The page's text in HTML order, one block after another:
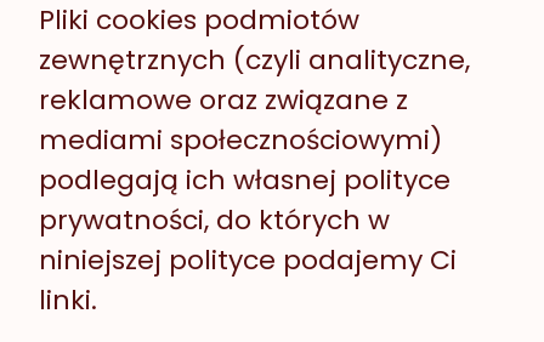
Pliki cookies podmiotów
zewnętrznych (czyli analityczne,
reklamowe oraz związane z
mediami społecznościowymi)
podlegają ich własnej polityce
prywatności, do których w
niniejszej polityce podajemy Ci
linki.